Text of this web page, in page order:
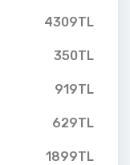
4309TL
350TL
919TL
629TL
1899TL